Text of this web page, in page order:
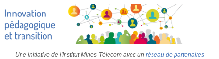
Une initiative de l'Institut Mines-Télécom avec un réseau de partenaires